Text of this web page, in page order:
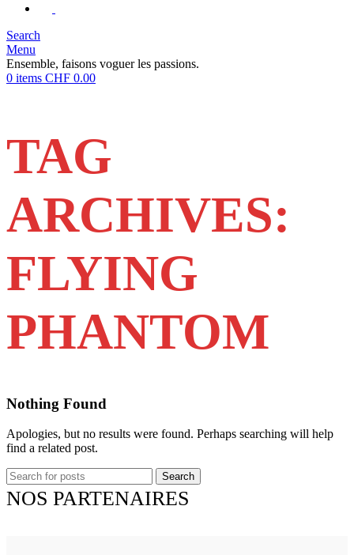
Search
Menu
Ensemble, faisons voguer les passions.
0 items CHF 0.00
TAG
ARCHIVES:
FLYING
PHANTOM
Nothing Found
Apologies, but no results were found. Perhaps searching will help
find a related post.
Search
NOS PARTENAIRES